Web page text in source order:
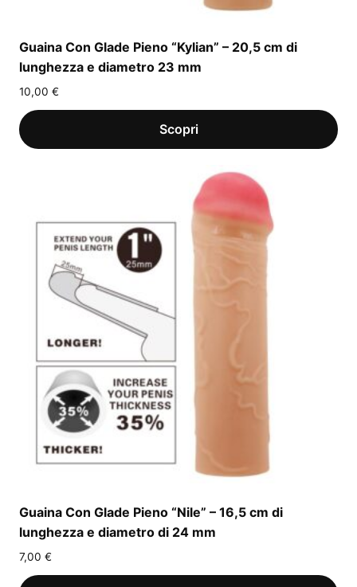
Guaina Con Glade Pieno “Kylian” – 20,5 cm di
lunghezza e diametro 23 mm
10,00 €
Guaina Con Glade Pieno “Nile” – 16,5 cm di
lunghezza e diametro di 24 mm
7,00 €